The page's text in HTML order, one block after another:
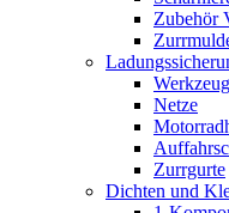
Zubehör
Netze
Zurrgurte
Dichten und